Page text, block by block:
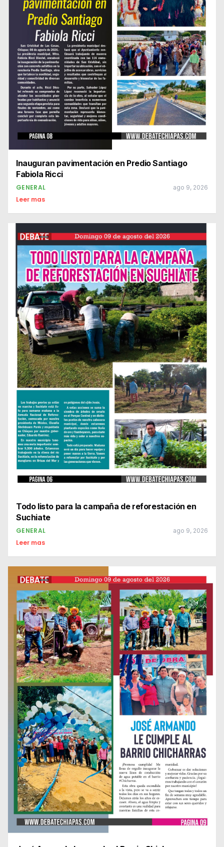
Inauguran pavimentación en Predio Santiago
Fabiola Ricci
GENERAL ago 9, 2026
Leer mas
Todo listo para la campaña de reforestación en
Suchiate
GENERAL ago 9, 2026
Leer mas